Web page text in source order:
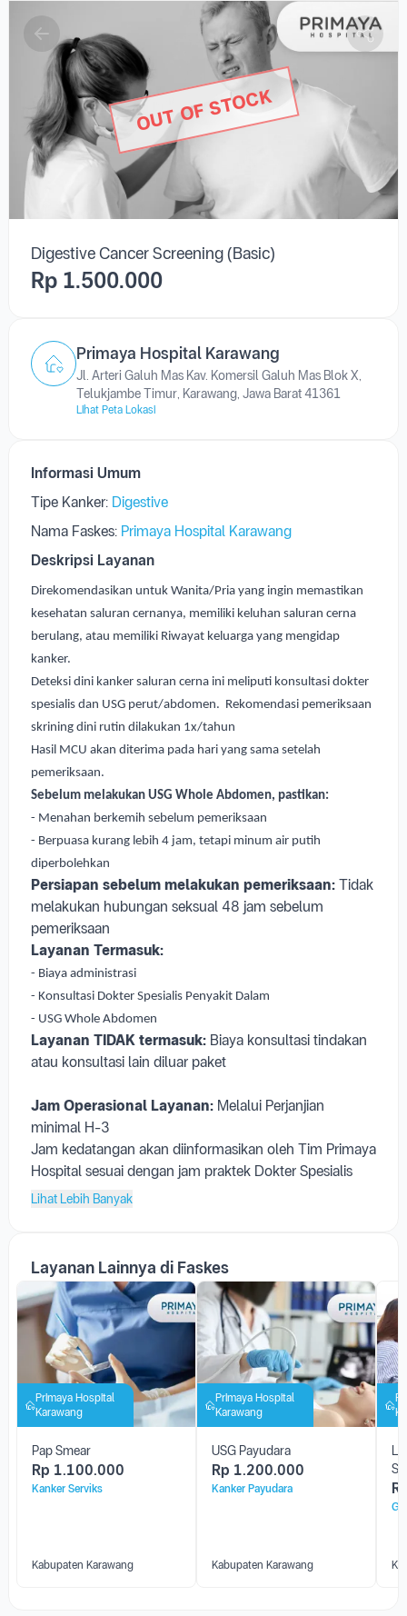
OUT OF STOCK
Digestive Cancer Screening (Basic)
Rp 1.500.000
Primaya Hospital Karawang
Jl. Arteri Galuh Mas Kav. Komersil Galuh Mas Blok X,
Telukjambe Timur, Karawang, Jawa Barat 41361
Lihat Peta Lokasi
Informasi Umum
Tipe Kanker: Digestive
Nama Faskes: Primaya Hospital Karawang
Deskripsi Layanan
Direkomendasikan untuk Wanita/Pria yang ingin memastikan
kesehatan saluran cernanya, memiliki keluhan saluran cerna
berulang, atau memiliki Riwayat keluarga yang mengidap
kanker.
Deteksi dini kanker saluran cerna ini meliputi konsultasi dokter
spesialis dan USG perut/abdomen. Rekomendasi pemeriksaan
skrining dini rutin dilakukan 1x/tahun
Hasil MCU akan diterima pada hari yang sama setelah
pemeriksaan.
Sebelum melakukan USG Whole Abdomen, pastikan:
- Menahan berkemih sebelum pemeriksaan
- Berpuasa kurang lebih 4 jam, tetapi minum air putih
diperbolehkan
Persiapan sebelum melakukan pemeriksaan: Tidak
melakukan hubungan seksual 48 jam sebelum
pemeriksaan
Layanan Termasuk:
- Biaya administrasi
- Konsultasi Dokter Spesialis Penyakit Dalam
- USG Whole Abdomen
Layanan TIDAK termasuk: Biaya konsultasi tindakan
atau konsultasi lain diluar paket
Jam Operasional Layanan: Melalui Perjanjian
minimal H-3
Jam kedatangan akan diinformasikan oleh Tim Primaya
Hospital sesuai dengan jam praktek Dokter Spesialis
Lihat Lebih Banyak
Layanan Lainnya di Faskes
Primaya Hospital
Karawang
Pap Smear
Rp 1.100.000
Kanker Serviks
Kabupaten Karawang
Primaya Hospital
Karawang
USG Payudara
Rp 1.200.000
Kanker Payudara
Kabupaten Karawang